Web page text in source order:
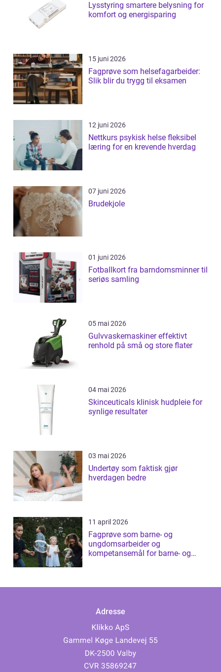
Lysstyring smartere belysning for
komfort og energisparing
15 juni 2026
Fagprøve som helsefagarbeider:
Slik blir du trygg til eksamen
12 juni 2026
Nettkurs psykisk helse fleksibel
læring for en krevende hverdag
07 juni 2026
Brudekjole
01 juni 2026
Fotballkort fra barndomsminner til
seriøs samling
05 mai 2026
Gulvvaskemaskiner effektivt
renhold på små og store flater
04 mai 2026
Skinceuticals klinisk hudpleie for
synlige resultater
03 mai 2026
Undertøy som faktisk gjør
hverdagen bedre
11 april 2026
Fagprøve som barne- og
ungdomsarbeider og
kompetansemål for barne- og
Adresse